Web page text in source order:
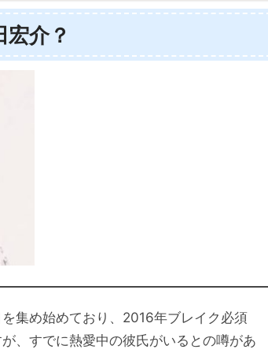
介？
集め始めており、2016年ブレイク必須
、すでに熱愛中の彼氏がいるとの噂があ